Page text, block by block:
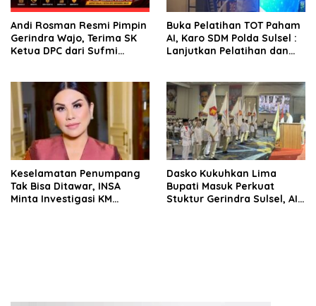
Andi Rosman Resmi Pimpin
Gerindra Wajo, Terima SK
Ketua DPC dari Sufmi
Buka Pelatihan TOT Paham
AI, Karo SDM Polda Sulsel :
Lanjutkan Pelatihan dan
Keselamatan Penumpang
Tak Bisa Ditawar, INSA
Minta Investigasi KM
Dasko Kukuhkan Lima
Bupati Masuk Perkuat
Stuktur Gerindra Sulsel, AIA